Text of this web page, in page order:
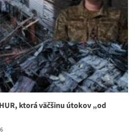
ktorá väčšinu útokov „od